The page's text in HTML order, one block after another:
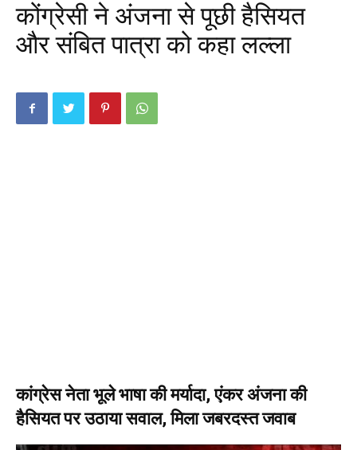
कोंग्रेसी ने अंजना से पूछी हैसियत
और संबित पात्रा को कहा लल्ला
कांग्रेस नेता भूले भाषा की मर्यादा, एंकर अंजना की
हैसियत पर उठाया सवाल, मिला जबरदस्त जवाब